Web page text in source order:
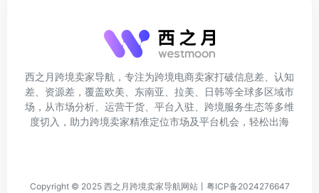
西之月跨境卖家导航，专注为跨境电商卖家打破信息差、认知
差、资源差，覆盖欧美、东南亚、拉美、日韩等全球多区域市
场，从市场分析、运营干货、平台入驻、跨境服务生态等多维
度切入，助力跨境卖家精准定位市场及平台机会，轻松出海
Copyright © 2025 西之月跨境卖家导航网站丨 粤ICP备2024276647